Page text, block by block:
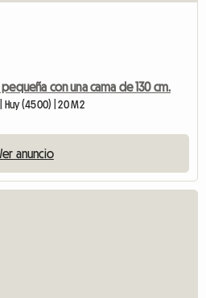
con una cama de 130 cm.
(4500) | 20 M2
anuncio